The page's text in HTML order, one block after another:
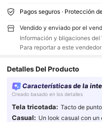
Pagos seguros · Protección
Vendido y enviado por el
Información y bligaciones del
Para reportar a este
Detalles Del Producto
Características de la
Creado basado en los detalles
Tela tricotada: Tacto de
Casual: Un look casual con un